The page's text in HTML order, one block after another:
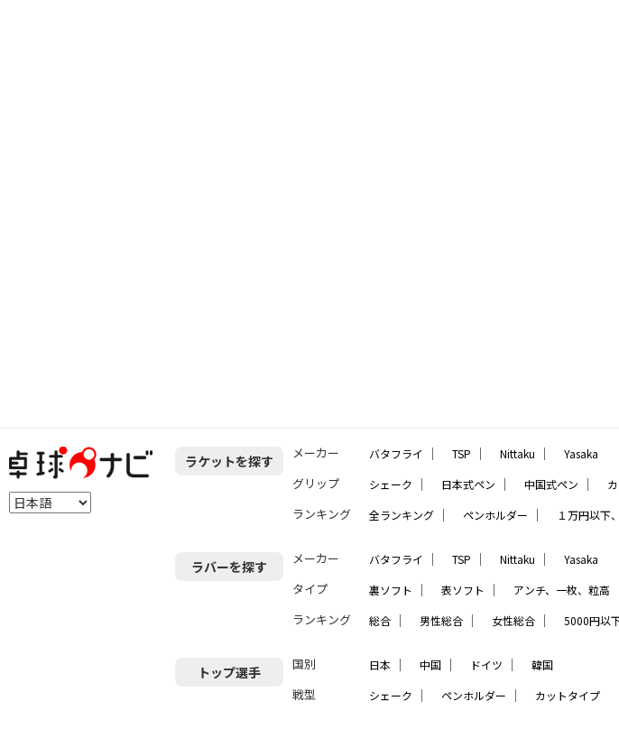
ラケットを探す メーカー バタフライ ｜ TSP ｜ Nittaku ｜ Yasaka
グリップ シェーク ｜ 日本式ペン ｜ 中国式ペン ｜
ランキング 全ランキング ｜ ペンホルダー ｜ １万円以下
ラバーを探す メーカー バタフライ ｜ TSP ｜ Nittaku ｜ Yasaka
タイプ 裏ソフト ｜ 表ソフト ｜ アンチ、一枚、粒高
ランキング 総合 ｜ 男性総合 ｜ 女性総合 ｜ 5000円以
トップ選手 国別 日本 ｜ 中国 ｜ ドイツ ｜ 韓国
戦型 シェーク ｜ ペンホルダー ｜ カットタイプ